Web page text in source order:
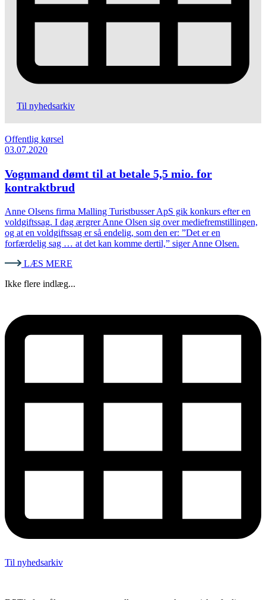
Til nyhedsarkiv
Offentlig kørsel
03.07.2020
Vognmand dømt til at betale 5,5 mio. for
kontraktbrud
Anne Olsens firma Malling Turistbusser ApS gik konkurs efter en
voldgiftssag. I dag ærgrer Anne Olsen sig over mediefremstillingen,
og at en voldgiftssag er så endelig, som den er: ”Det er en
forfærdelig sag … at det kan komme dertil,” siger Anne Olsen.
LÆS MERE
Ikke flere indlæg...
Til nyhedsarkiv